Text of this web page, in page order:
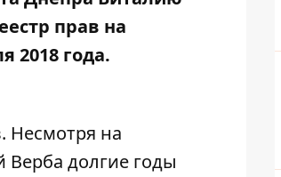
прав на
2018 года.
Несмотря на
долгие годы